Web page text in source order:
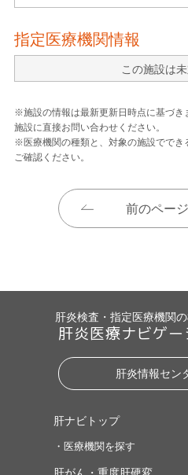
指定医療機関情報
この施設は
※施設の情報は最新更新日時点に基づき
施設に直接お問い合わせください。
※医療機関の種類と、対象の施設ででき
ご確認ください。
前のペー
肝炎検査・指定医療機関
肝炎医療ナビゲ
肝炎情報セン
肝ナビトップ
・医療機関を探す